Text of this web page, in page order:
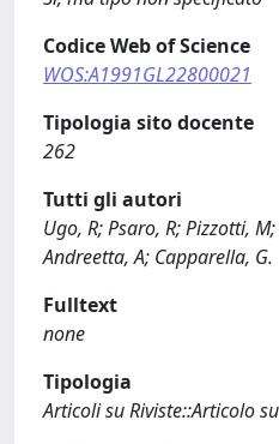
Codice Web of Science
WOS:A1991GL22800021
Tipologia sito docente
262
Tutti gli autori
Ugo, R; Psaro, R; Pizzotti,
Andreetta, A; Capparella, G.
Fulltext
none
Tipologia
Articoli su Riviste::Articolo